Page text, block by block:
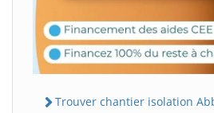
Trouver chantier isolation